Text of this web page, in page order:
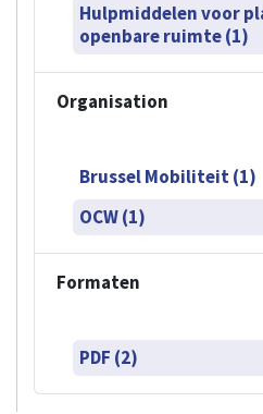
Hulpmiddelen voor
openbare ruimte (1)
Organisation
Brussel Mobiliteit (1)
OCW (1)
Formaten
PDF (2)